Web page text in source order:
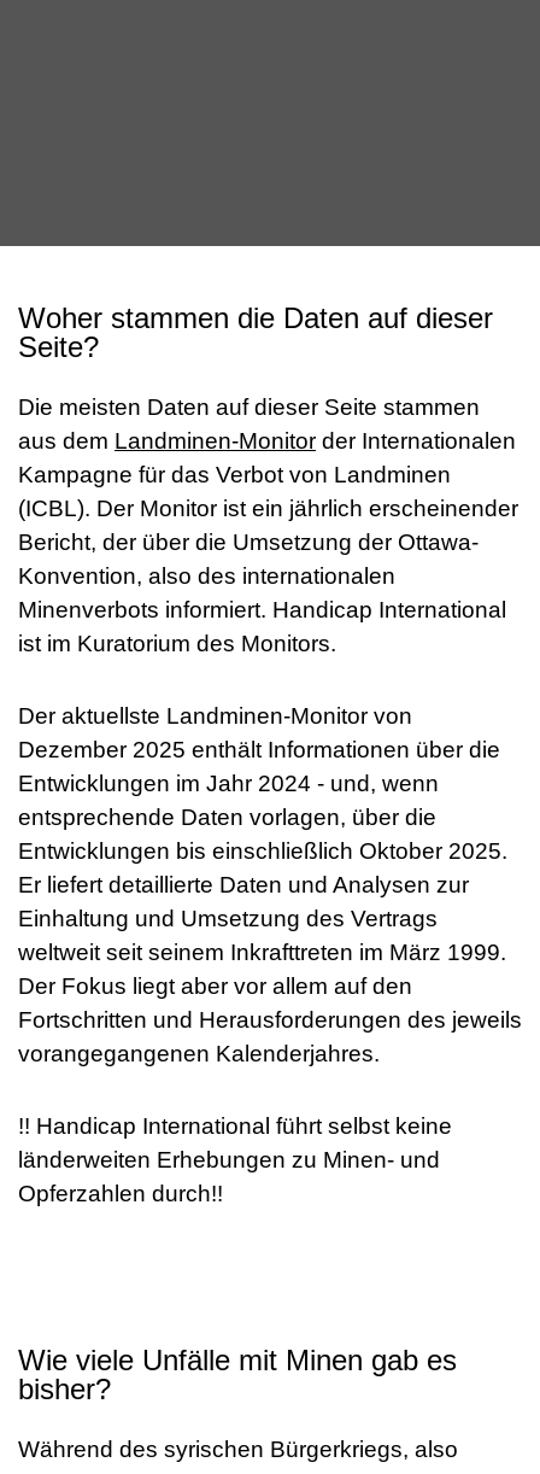
Woher stammen die Daten auf dieser
Seite?
Die meisten Daten auf dieser Seite stammen
aus dem Landminen-Monitor der Internationalen
Kampagne für das Verbot von Landminen
(ICBL). Der Monitor ist ein jährlich erscheinender
Bericht, der über die Umsetzung der Ottawa-
Konvention, also des internationalen
Minenverbots informiert. Handicap International
ist im Kuratorium des Monitors.
Der aktuellste Landminen-Monitor von
Dezember 2025 enthält Informationen über die
Entwicklungen im Jahr 2024 - und, wenn
entsprechende Daten vorlagen, über die
Entwicklungen bis einschließlich Oktober 2025.
Er liefert detaillierte Daten und Analysen zur
Einhaltung und Umsetzung des Vertrags
weltweit seit seinem Inkrafttreten im März 1999.
Der Fokus liegt aber vor allem auf den
Fortschritten und Herausforderungen des jeweils
vorangegangenen Kalenderjahres.
!! Handicap International führt selbst keine
länderweiten Erhebungen zu Minen- und
Opferzahlen durch!!
Wie viele Unfälle mit Minen gab es
bisher?
Während des syrischen Bürgerkriegs, also